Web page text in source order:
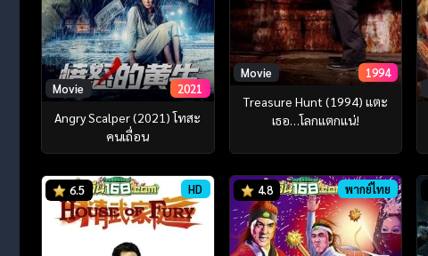
Movie 2021
Angry Scalper (2021) โทสะ
คนเถื่อน
Movie 1994
Treasure Hunt (1994) แตะ
เธอ…โลกแตกแน่!
6.5 HD 4.8 พากย์ไทย